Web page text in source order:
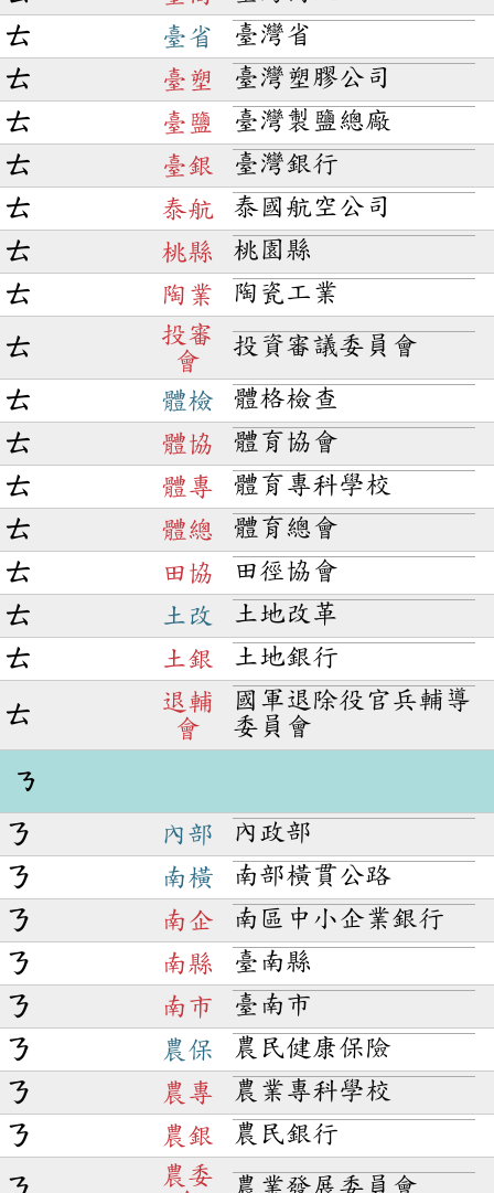
ㄊ
臺省
臺灣省
ㄊ
臺塑
臺灣塑膠公司
ㄊ
臺鹽
臺灣製鹽總廠
ㄊ
臺銀
臺灣銀行
ㄊ
泰航
泰國航空公司
ㄊ
桃縣
桃園縣
ㄊ
陶業 陶瓷工業
ㄊ
投審
會
投資審議委員會
ㄊ 體檢
體格檢查
ㄊ
體協
體育協會
ㄊ
體專
體育專科學校
ㄊ
體總
體育總會
ㄊ
田協
田徑協會
ㄊ
土改
土地改革
ㄊ
土銀 土地銀行
ㄊ
退輔
會
國軍退除役官兵輔導
委員會
ㄋ
ㄋ 內部
內政部
ㄋ
南橫
南部橫貫公路
ㄋ
南企
南區中小企業銀行
ㄋ
南縣
臺南縣
ㄋ
南市
臺南市
ㄋ
農保
農民健康保險
ㄋ
農專
農業專科學校
ㄋ
農銀 農民銀行
農委
農業發展委員會